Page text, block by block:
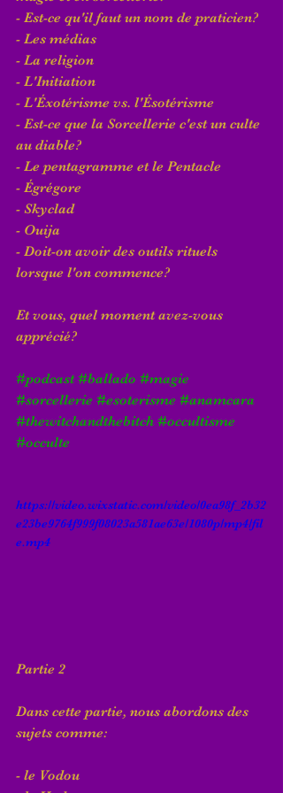
- Est-ce qu'il faut un nom de praticien?
- Les médias
- La religion
- L'Initiation
- L'Éxotérisme vs. l'Ésotérisme
- Est-ce que la Sorcellerie c'est un culte
au diable?
- Le pentagramme et le Pentacle
- Égrégore
- Skyclad
- Ouija
- Doit-on avoir des outils rituels
lorsque l'on commence?
Et vous, quel moment avez-vous
apprécié?
#podcast #ballado #magie
#sorcellerie #esoterisme #anamcara
#thewitchandthebitch #occultisme
#occulte
https://video.wixstatic.com/video/0ea98f_2b32
e23be9764f999f08023a581ae63e/1080p/mp4/fil
e.mp4
Partie 2
Dans cette partie, nous abordons des
sujets comme:
- le Vodou